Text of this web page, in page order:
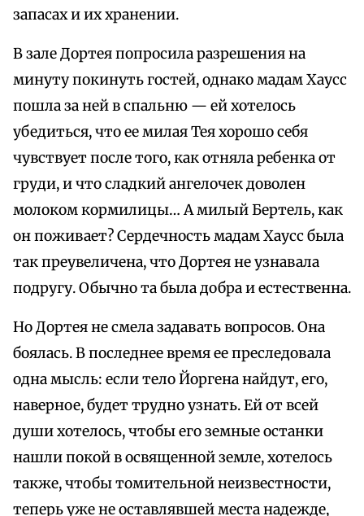
запасах и их хранении.
В зале Дортея попросила разрешения на
минуту покинуть гостей, однако мадам Хаусс
пошла за ней в спальню — ей хотелось
убедиться, что ее милая Тея хорошо себя
чувствует после того, как отняла ребенка от
груди, и что сладкий ангелочек доволен
молоком кормилицы… А милый Бертель, как
он поживает? Сердечность мадам Хаусс была
так преувеличена, что Дортея не узнавала
подругу. Обычно та была добра и естественна.
Но Дортея не смела задавать вопросов. Она
боялась. В последнее время ее преследовала
одна мысль: если тело Йоргена найдут, его,
наверное, будет трудно узнать. Ей от всей
души хотелось, чтобы его земные останки
нашли покой в освященной земле, хотелось
также, чтобы томительной неизвестности,
теперь уже не оставлявшей места надежде,